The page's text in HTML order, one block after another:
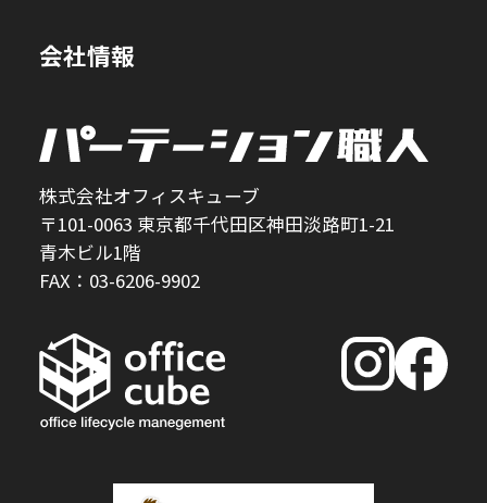
会社情報
株式会社オフィスキューブ
〒101-0063 東京都千代田区神田淡路町1-21
青木ビル1階
FAX：03-6206-9902